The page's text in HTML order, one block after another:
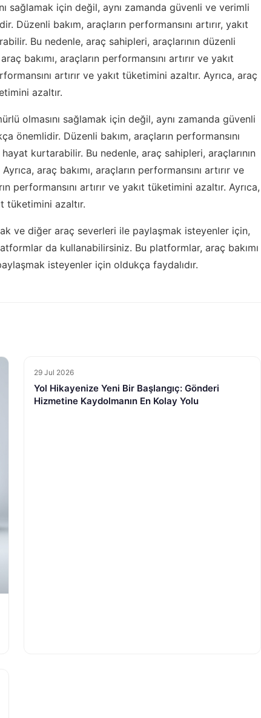
sağlamak için değil, aynı zamanda güvenli ve verimli
bakım, araçların performansını artırır, yakıt
Bu nedenle, araç sahipleri, araçlarının düzenli
bakımı, araçların performansını artırır ve yakıt
artırır ve yakıt tüketimini azaltır. Ayrıca, araç
azaltır.
olmasını sağlamak için değil, aynı zamanda güvenli
önemlidir. Düzenli bakım, araçların performansını
kurtarabilir. Bu nedenle, araç sahipleri, araçlarının
araç bakımı, araçların performansını artırır ve
performansını artırır ve yakıt tüketimini azaltır. Ayrıca,
tüketimini azaltır.
ve diğer araç severleri ile paylaşmak isteyenler için,
da kullanabilirsiniz. Bu platformlar, araç bakımı
isteyenler için oldukça faydalıdır.
29 Jul 2026
Yol Hikayenize Yeni Bir Başlangıç: Gönderi
Hizmetine Kaydolmanın En Kolay Yolu